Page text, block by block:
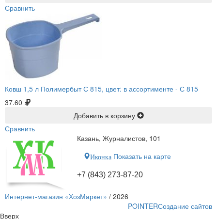
Сравнить
Ковш 1,5 л Полимербыт С 815, цвет: в ассортименте - С 815
37.60
Добавить в корзину
Сравнить
Казань, Журналистов, 101
Иконка Показать на карте
+7 (843) 273-87-20
Интернет-магазин «ХозМаркет» / 2026
POINTERСоздание сайтов
Вверх